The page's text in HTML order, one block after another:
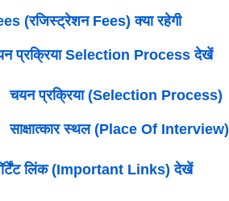
(रजिस्ट्रेशन Fees) क्या रहेगी
प्रक्रिया Selection Process देखें
चयन प्रक्रिया (Selection Process)
साक्षात्कार स्थल (Place Of Interview)
लिंक (Important Links) देखें